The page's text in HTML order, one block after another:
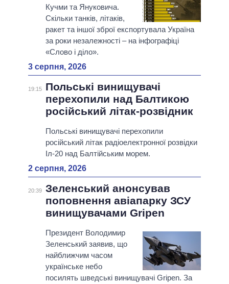
Кучми та Януковича.
Скільки танків, літаків,
ракет та іншої зброї експортувала Україна
за роки незалежності – на інфографіці
«Слово і діло».
3 серпня, 2026
19:15
Польські винищувачі
перехопили над Балтикою
російський літак-розвідник
Польські винищувачі перехопили
російський літак радіоелектронної розвідки
Іл-20 над Балтійським морем.
2 серпня, 2026
20:39 Зеленський анонсував
поповнення авіапарку ЗСУ
винищувачами Gripen
Президент Володимир
Зеленський заявив, що
найближчим часом
українське небо
посилять шведські винищувачі Gripen. За